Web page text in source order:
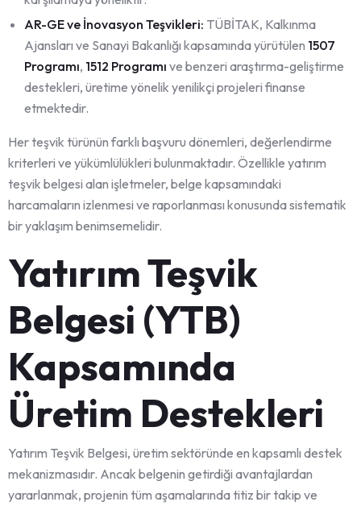
AR-GE ve İnovasyon Teşvikleri: TÜBİTAK, Kalkınma
Ajansları ve Sanayi Bakanlığı kapsamında yürütülen 1507
Programı, 1512 Programı ve benzeri araştırma-geliştirme
destekleri, üretime yönelik yenilikçi projeleri finanse
etmektedir.
Her teşvik türünün farklı başvuru dönemleri, değerlendirme
kriterleri ve yükümlülükleri bulunmaktadır. Özellikle yatırım
teşvik belgesi alan işletmeler, belge kapsamındaki
harcamaların izlenmesi ve raporlanması konusunda sistematik
bir yaklaşım benimsemelidir.
Yatırım Teşvik
Belgesi (YTB)
Kapsamında
Üretim Destekleri
Yatırım Teşvik Belgesi, üretim sektöründe en kapsamlı destek
mekanizmasıdır. Ancak belgenin getirdiği avantajlardan
yararlanmak, projenin tüm aşamalarında titiz bir takip ve